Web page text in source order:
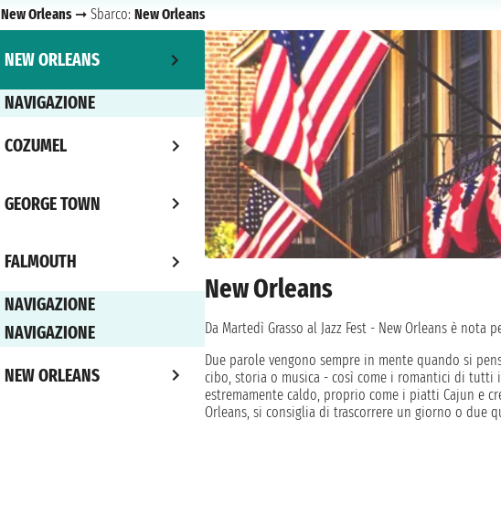
New Orleans➞ Sbarco: New Orleans
NEW ORLEANS
NAVIGAZIONE
COZUMEL
GEORGE TOWN
FALMOUTH
NAVIGAZIONE
NAVIGAZIONE
NEW ORLEANS
New Orleans
Da Martedì Grasso al Jazz Fest - New Orleans è
Due parole vengono sempre in mente quando si
cibo, storia o musica - così come i romantici di tutti
estremamente caldo, proprio come i piatti Cajun e
Orleans, si consiglia di trascorrere un giorno o due